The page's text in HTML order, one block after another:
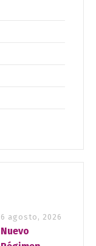
6 agosto, 2026
Nuevo